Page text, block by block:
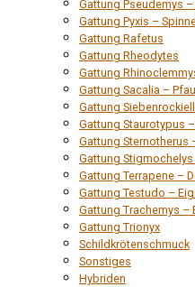
Gattung Pseudemys
Gattung Pyxis –
Gattung Rafetus
Gattung Rheodytes
Gattung
Gattung Sacalia –
Gattung
Gattung Staurotypus
Gattung
Gattung
Gattung Terrapene –
Gattung Testudo –
Gattung Trachemys –
Gattung Trionyx
Schildkrötenschmuck
Sonstiges
Hybriden